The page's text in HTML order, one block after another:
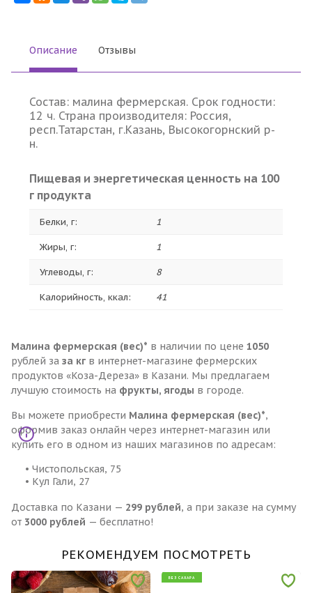
Описание Отзывы
Состав: малина фермерская. Срок годности:
12 ч. Страна производителя: Россия,
респ.Татарстан, г.Казань, Высокогорнский р-
н.
Пищевая и энергетическая ценность на 100
г продукта
Белки, г: 1
Жиры, г: 1
Углеводы, г: 8
Калорийность, ккал: 41
Малина фермерская (вес)* в наличии по цене 1050
рублей за за кг в интернет-магазине фермерских
продуктов «Коза-Дереза» в Казани. Мы предлагаем
лучшую стоимость на фрукты, ягоды в городе.
Вы можете приобрести Малина фермерская (вес)*,
оформив заказ онлайн через интернет-магазин или
купить его в одном из наших магазинов по адресам:
• Чистопольская, 75
• Кул Гали, 27
Доставка по Казани — 299 рублей, а при заказе на сумму
от 3000 рублей — бесплатно!
РЕКОМЕНДУЕМ ПОСМОТРЕТЬ
БЕЗ САХАРА